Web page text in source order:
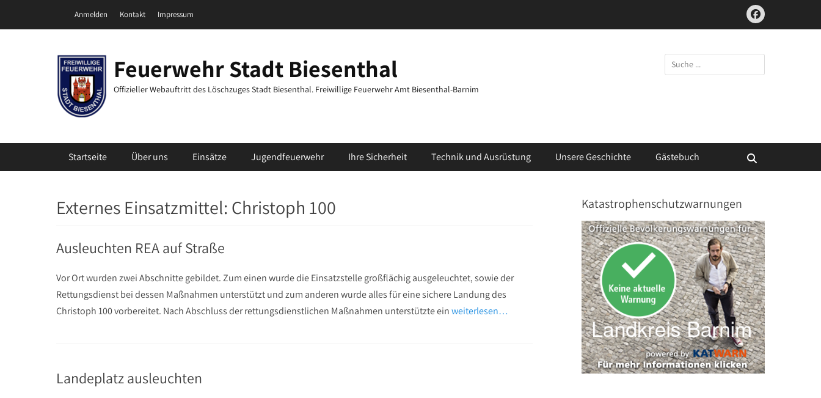
Header Top Menu
Anmelden Kontakt Impressum Facebook
Feuerwehr Stadt Biesenthal
Offizieller Webauftritt des Löschzuges Stadt Biesenthal. Freiwillige Feuerwehr Amt Biesenthal-Barnim
Suchen
nach:
Primäres Menü
Startseite Über uns Einsätze Jugendfeuerwehr Ihre Sicherheit Technik und Ausrüstung Unsere Geschichte Gästebuch
Externes Einsatzmittel: Christoph 100
Ausleuchten REA auf Straße
Vor Ort wurden zwei Abschnitte gebildet. Zum einen wurde die Einsatzstelle großflächig ausgeleuchtet, sowie der
Rettungsdienst bei dessen Maßnahmen unterstützt und zum anderen wurde alles für eine sichere Landung des
Christoph 100 vorbereitet. Nach Abschluss der rettungsdienstlichen Maßnahmen unterstützte einweiterlesen…
Landeplatz ausleuchten
Katastrophenschutzwarnungen